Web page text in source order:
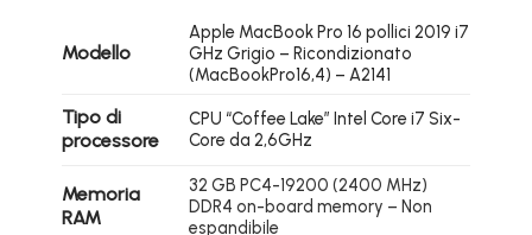
Modello
Apple MacBook Pro 16 pollici 2019 i7
GHz Grigio – Ricondizionato
(MacBookPro16,4) – A2141
Tipo di
processore
CPU “Coffee Lake” Intel Core i7 Six-
Core da 2,6GHz
Memoria
RAM
32 GB PC4-19200 (2400 MHz)
DDR4 on-board memory – Non
espandibile